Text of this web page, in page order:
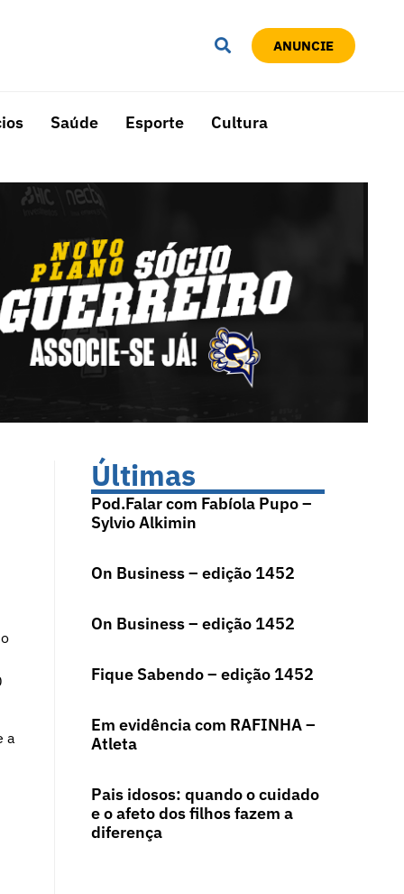
ANUNCIE
Saúde Esporte Cultura
a
Últimas
Pod.Falar com Fabíola Pupo –
Sylvio Alkimin
On Business – edição 1452
On Business – edição 1452
Fique Sabendo – edição 1452
Em evidência com RAFINHA –
Atleta
Pais idosos: quando o cuidado
e o afeto dos filhos fazem a
diferença